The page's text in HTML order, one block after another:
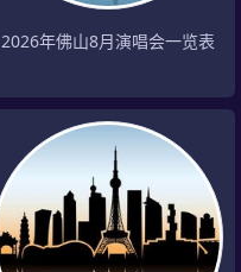
2026年佛山8月演唱会一览表